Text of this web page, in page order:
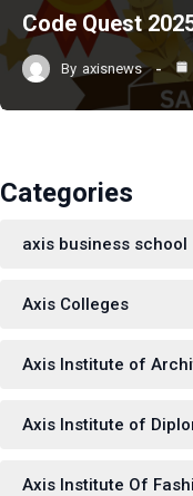
Code Quest
By axisnews
Categories
axis business school
Axis Colleges
Axis Institute of
Axis Institute of
Axis Institute Of